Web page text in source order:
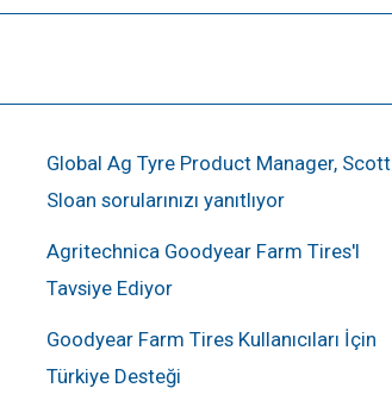
Global Ag Tyre Product Manager, Scott
Sloan sorularınızı yanıtlıyor
Agritechnica Goodyear Farm Tires'I
Tavsiye Ediyor
Goodyear Farm Tires Kullanıcıları İçin
Türkiye Desteği